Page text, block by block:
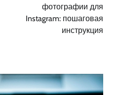
фотографии для
Instagram: пошаговая
инструкция